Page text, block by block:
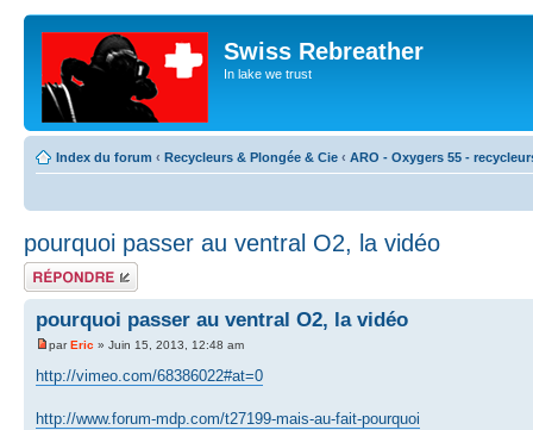
Swiss Rebreather
In lake we trust
Index du forum ‹ Recycleurs & Plongée & Cie ‹ ARO - Oxygers 55 -
pourquoi passer au ventral O2, la vidéo
Répondre
pourquoi passer au ventral O2, la vidéo
parEric » Juin 15, 2013, 12:48 am
http://vimeo.com/68386022#at=0
http://www.forum-mdp.com/t27199-mais-au-fait-pourquoi